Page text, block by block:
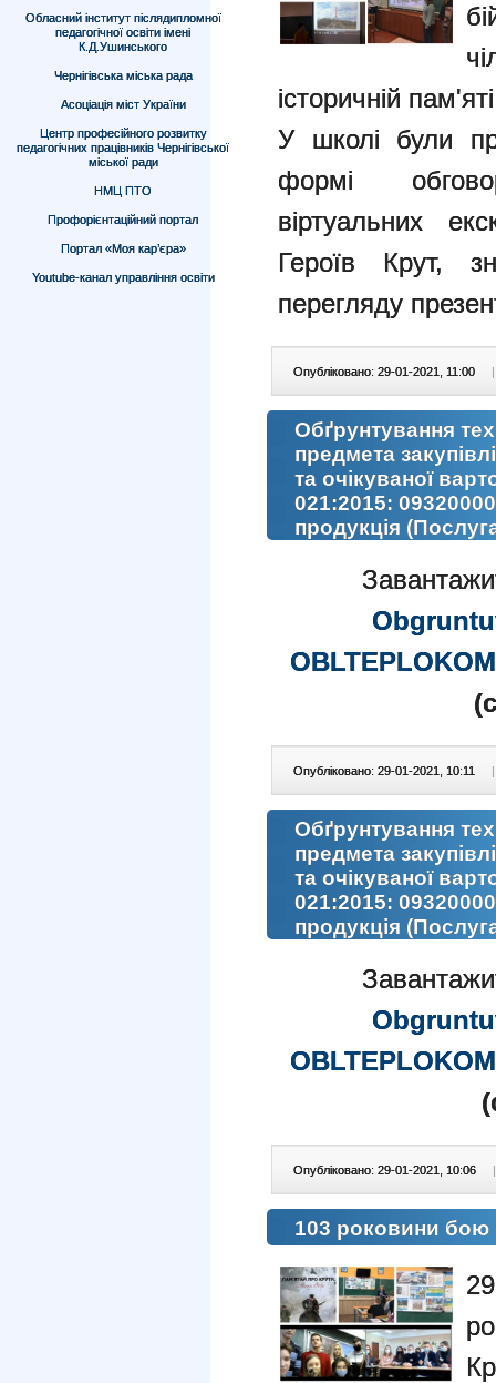
Обласний інститут післядипломної
педагогічної освіти імені
К.Д.Ушинського
Чернігівська міська рада
Асоціація міст України
Центр професійного розвитку
педагогічних працівників Чернігівської
міської ради
НМЦ ПТО
Профорієнтаційний портал
Портал «Моя кар’єра»
Youtube-канал управління освіти
історичній
У школі були
формі
віртуальних
Героїв Крут,
перегляду
Опубліковано: 29-01-2021, 11:00 |
Обґрунтування
предмета
та очікуваної
021:2015:
продукція
Опубліковано: 29-01-2021, 10:11 |
Обґрунтування
предмета
та очікуваної
021:2015:
продукція
Опубліковано: 29-01-2021, 10:06 |
103 роковини